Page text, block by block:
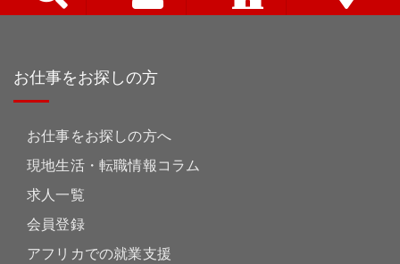
お仕事をお探しの方
お仕事をお探しの方へ
現地生活・転職情報コラム
求人一覧
会員登録
アフリカでの就業支援